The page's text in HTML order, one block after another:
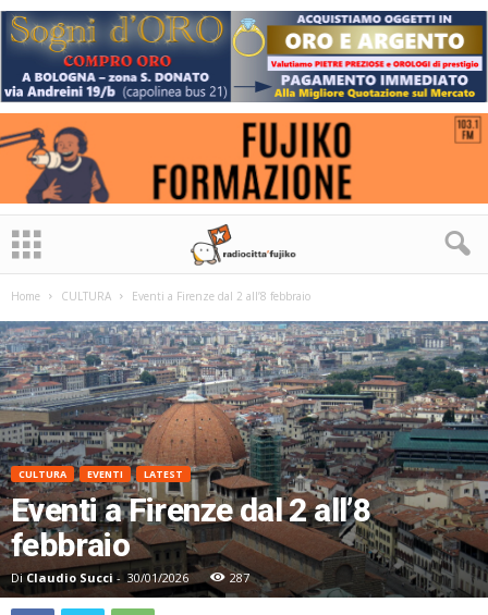
Home CULTURA Eventi a Firenze dal 2 all’8 febbraio
CULTURA EVENTI LATEST
Eventi a Firenze dal 2 all’8
febbraio
Di Claudio Succi - 30/01/2026 287